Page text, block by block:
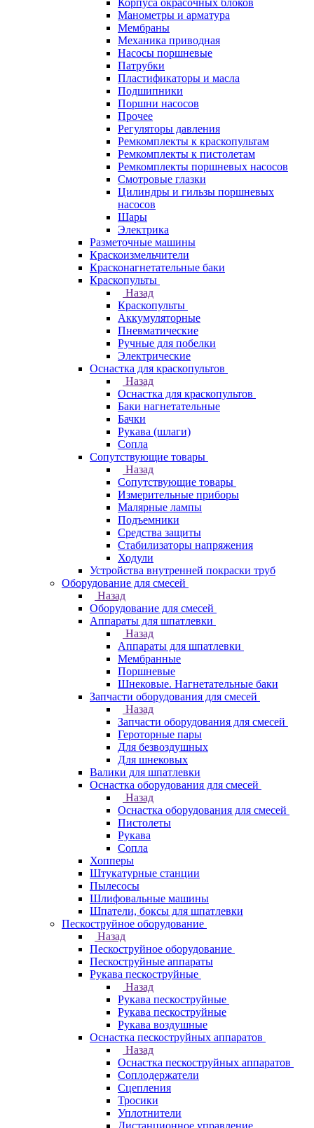
Корпуса окрасочных блоков
Манометры и арматура
Мембраны
Механика приводная
Насосы поршневые
Патрубки
Пластификаторы и масла
Подшипники
Поршни насосов
Прочее
Регуляторы давления
Ремкомплекты к краскопультам
Ремкомплекты к пистолетам
Ремкомплекты поршневых насосов
Смотровые глазки
Цилиндры и гильзы поршневых
насосов
Шары
Электрика
Разметочные машины
Краскоизмельчители
Красконагнетательные баки
Краскопульты
Назад
Краскопульты
Аккумуляторные
Пневматические
Ручные для побелки
Электрические
Оснастка для краскопультов
Назад
Оснастка для краскопультов
Баки нагнетательные
Бачки
Рукава (шлаги)
Сопла
Сопутствующие товары
Назад
Сопутствующие товары
Измерительные приборы
Малярные лампы
Подъемники
Средства защиты
Стабилизаторы напряжения
Ходули
Устройства внутренней покраски труб
Оборудование для смесей
Назад
Оборудование для смесей
Аппараты для шпатлевки
Назад
Аппараты для шпатлевки
Мембранные
Поршневые
Шнековые. Нагнетательные баки
Запчасти оборудования для смесей
Назад
Запчасти оборудования для смесей
Героторные пары
Для безвоздушных
Для шнековых
Валики для шпатлевки
Оснастка оборудования для смесей
Назад
Оснастка оборудования для смесей
Пистолеты
Рукава
Сопла
Хопперы
Штукатурные станции
Пылесосы
Шлифовальные машины
Шпатели, боксы для шпатлевки
Пескоструйное оборудование
Назад
Пескоструйное оборудование
Пескоструйные аппараты
Рукава пескоструйные
Назад
Рукава пескоструйные
Рукава пескоструйные
Рукава воздушные
Оснастка пескоструйных аппаратов
Назад
Оснастка пескоструйных аппаратов
Соплодержатели
Сцепления
Тросики
Уплотнители
Дистанционное управление